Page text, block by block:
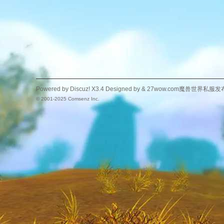
Powered by Discuz! X3.4 Designed by & 27wow.com魔兽世界私服发
© 2001-2025 Comsenz Inc.